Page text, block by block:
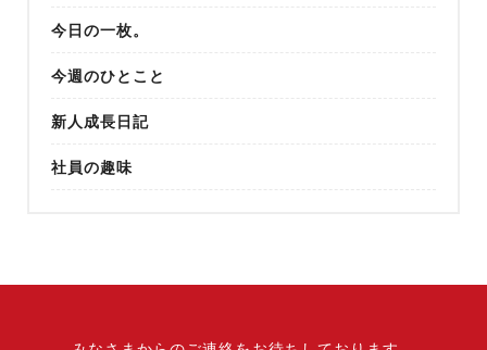
今日の一枚。
今週のひとこと
新人成長日記
社員の趣味